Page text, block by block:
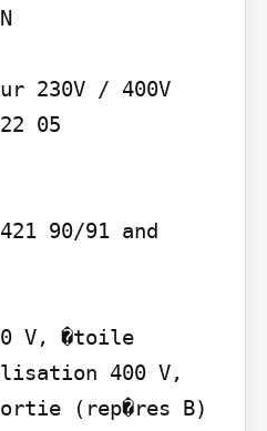
230V / 400V
05
90/91 and
V, �toile
400 V,
(rep�res B)